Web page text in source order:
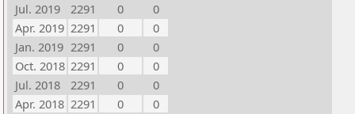
Jul. 2019
2291 0
0
Apr. 2019 2291 0
0
Jan. 2019 2291 0
0
Oct. 2018 2291 0
0
Jul. 2018
2291 0
0
Apr. 2018 2291 0
0